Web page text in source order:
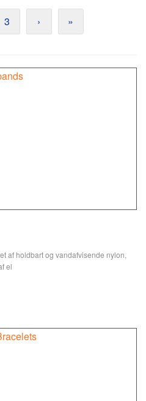
3 › »
af holdbart og vandafvisende nylon,
el